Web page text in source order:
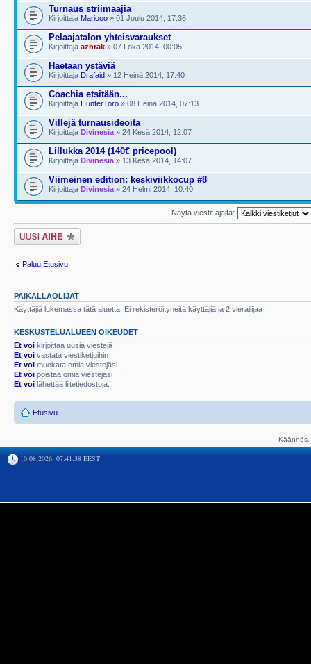
Turnaus striimaajia
Kirjoittaja Mariooo » 01 Joulu 2014, 17:36
Pelaajatalon yhteisvaraukset
Kirjoittaja azhrak » 07 Loka 2014, 00:05
Haetaan ystäviä
Kirjoittaja Drafaid » 12 Heinä 2014, 17:40
Coachia etsitään...
Kirjoittaja HunterToro » 08 Heinä 2014, 07:13
Villejä turnausideoita
Kirjoittaja Divinesia » 24 Kesä 2014, 12:07
Lillukka 2014 (140€ pricepool)
Kirjoittaja Divinesia » 13 Kesä 2014, 14:07
Viimeinen edition: keskiviikkocup #8
Kirjoittaja Divinesia » 24 Helmi 2014, 10:40
Näytä viestit ajalta:
Lähetä uusi viesti
Paluu Etusivu
PAIKALLAOLIJAT
Käyttäjiä lukemassa tätä aluetta: Ei rekisteröityneitä käyttäjiä ja 2 vierailijaa
KESKUSTELUALUEEN OIKEUDET
Et voi kirjoittaa uusia viestejä
Et voi vastata viestiketjuihin
Et voi muokata omia viestejäsi
Et voi poistaa omia viestejäsi
Et voi lähettää liitetiedostoja.
Etusivu
10.08.2026, 07:41:38 EEST